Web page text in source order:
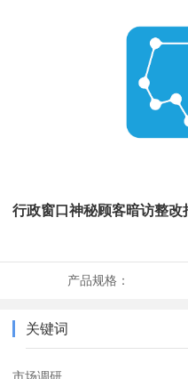
行政窗口神秘顾客暗访整改
产品规格：
关键词